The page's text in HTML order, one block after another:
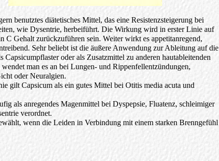
benutztes diätetisches Mittel, das eine Resistenzsteigerung bei
wie Dysentrie, herbeiführt. Die Wirkung wird in erster Linie auf
C Gehalt zurückzuführen sein. Weiter wirkt es appetitanregend,
Sehr beliebt ist die äußere Anwendung zur Ableitung auf die
Capsicumpflaster oder als Zusatzmittel zu anderen hautableitenden
man es an bei Lungen- und Rippenfellentzündungen,
oder Neuralgien.
gilt Capsicum als ein gutes Mittel bei Otitis media acuta und
als anregendes Magenmittel bei Dyspepsie, Fluatenz, schleimiger
verordnet.
wenn die Leiden in Verbindung mit einem starken Brenngefühl